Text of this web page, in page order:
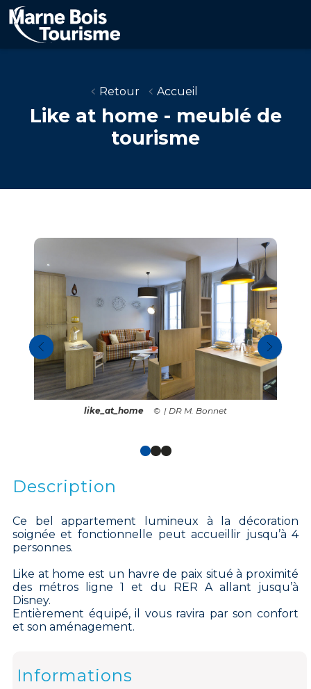
Aller
au
contenu
principal
Retour Accueil
Like at home - meublé de
tourisme
like_at_home | DR M. Bonnet
Description
Ce bel appartement lumineux à la décoration
soignée et fonctionnelle peut accueillir jusqu’à 4
personnes.
Like at home est un havre de paix situé à proximité
des métros ligne 1 et du RER A allant jusqu’à
Disney.
Entièrement équipé, il vous ravira par son confort
et son aménagement.
Informations